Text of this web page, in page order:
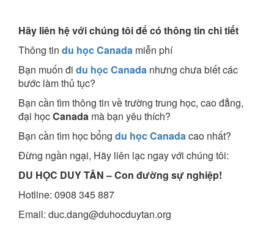
Hãy liên hệ với chúng tôi để có thông tin chi tiết
Thông tin du học Canada miễn phí
Bạn muốn đi du học Canada nhưng chưa biết các
bước làm thủ tục?
Bạn cần tìm thông tin về trường trung học, cao đẳng,
đại họcCanada mà bạn yêu thích?
Bạn cần tìm học bổng du học Canadacao nhất?
Đừng ngần ngại, Hãy liên lạc ngay với chúng tôi:
DU HỌC DUY TÂN – Con đường sự nghiệp!
Hotline: 0908 345 887
Email: duc.dang@duhocduytan.org